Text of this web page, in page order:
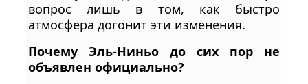
вопрос лишь в том, как быстро
атмосфера догонит эти изменения.
Почему Эль-Ниньо до сих пор не
объявлен официально?